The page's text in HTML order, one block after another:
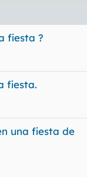
fiesta ?
fiesta.
una fiesta de